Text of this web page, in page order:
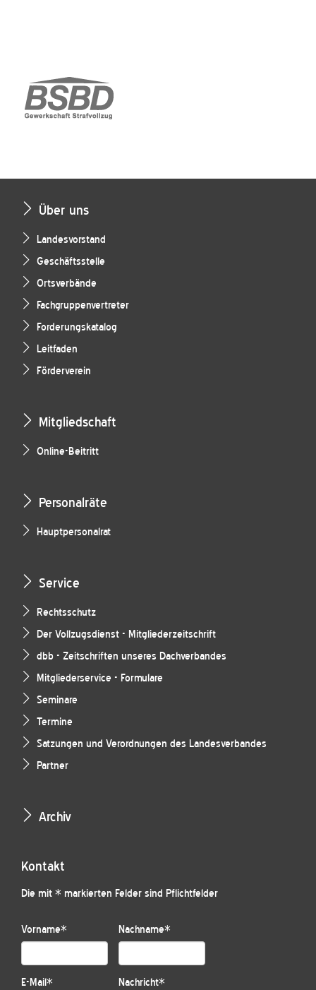
Über uns
Landesvorstand
Geschäftsstelle
Ortsverbände
Fachgruppenvertreter
Forderungskatalog
Leitfaden
Förderverein
Mitgliedschaft
Online-Beitritt
Personalräte
Hauptpersonalrat
Service
Rechtsschutz
Der Vollzugsdienst - Mitgliederzeitschrift
dbb - Zeitschriften unseres Dachverbandes
Mitgliederservice - Formulare
Seminare
Termine
Satzungen und Verordnungen des Landesverbandes
Partner
Archiv
Kontakt
Die mit * markierten Felder sind Pflichtfelder
Vorname* Nachname*
E-Mail* Nachricht*